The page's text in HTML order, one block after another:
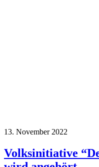
13. November 2022
Volksinitiative